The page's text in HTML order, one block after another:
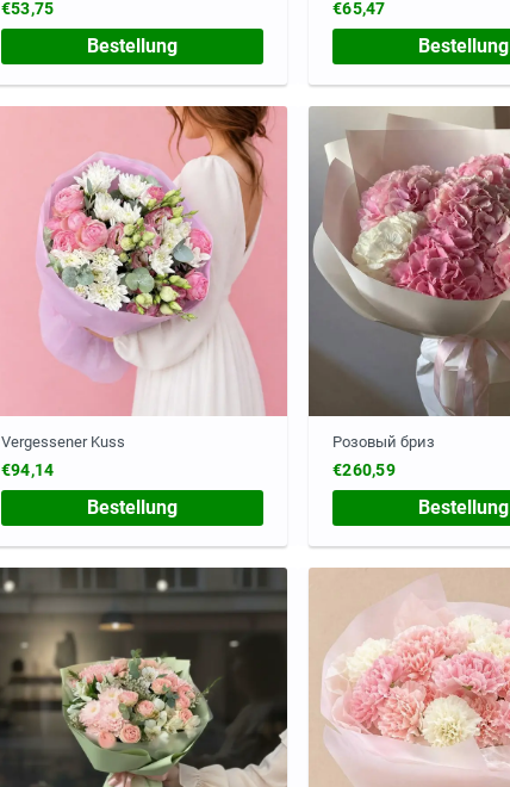
€53,75
Bestellung
€65,47
Bestellung
Vergessener Kuss
€94,14
Bestellung
Розовый бриз
€260,59
Bestellung